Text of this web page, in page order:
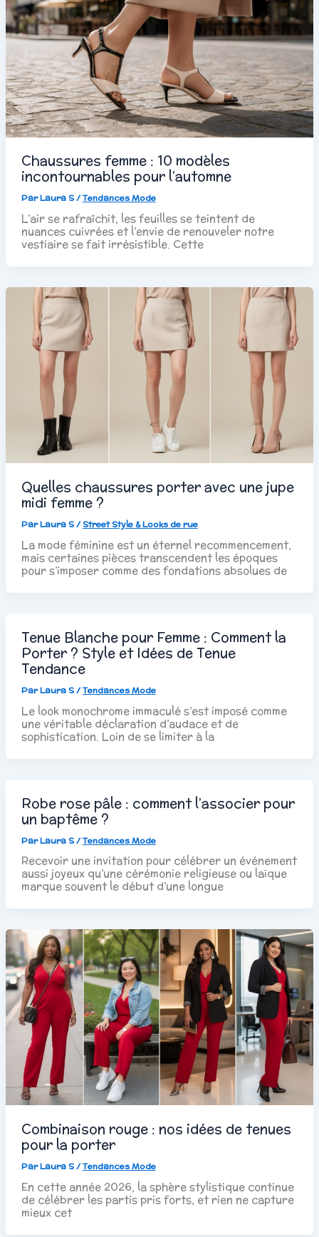
Chaussures femme : 10 modèles
incontournables pour l’automne
ParLaura S/Tendances Mode
L’air se rafraîchit, les feuilles se teintent de
nuances cuivrées et l’envie de renouveler notre
vestiaire se fait irrésistible. Cette
Quelles chaussures porter avec une jupe
midi femme ?
ParLaura S/Street Style & Looks de rue
La mode féminine est un éternel recommencement,
mais certaines pièces transcendent les époques
pour s’imposer comme des fondations absolues de
Tenue Blanche pour Femme : Comment la
Porter ? Style et Idées de Tenue
Tendance
ParLaura S/Tendances Mode
Le look monochrome immaculé s’est imposé comme
une véritable déclaration d’audace et de
sophistication. Loin de se limiter à la
Robe rose pâle : comment l’associer pour
un baptême ?
ParLaura S/Tendances Mode
Recevoir une invitation pour célébrer un événement
aussi joyeux qu’une cérémonie religieuse ou laïque
marque souvent le début d’une longue
Combinaison rouge : nos idées de tenues
pour la porter
ParLaura S/Tendances Mode
En cette année 2026, la sphère stylistique continue
de célébrer les partis pris forts, et rien ne capture
mieux cet